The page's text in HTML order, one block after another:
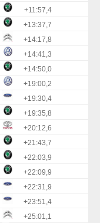
+11:57,4
+13:37,7
+14:17,8
+14:41,3
+14:50,0
+19:00,2
+19:30,4
+19:35,8
+20:12,6
+21:43,7
+22:03,9
+22:09,9
+22:31,9
+23:51,4
+25:01,1